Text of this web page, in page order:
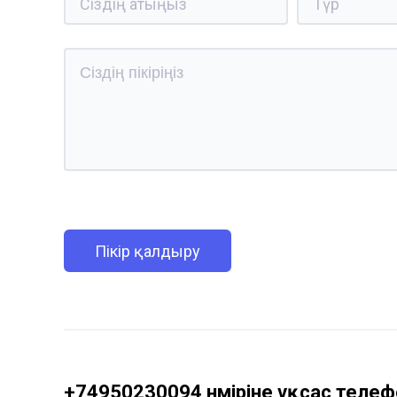
Пікір қалдыру
+74950230094 нөміріне ұқсас